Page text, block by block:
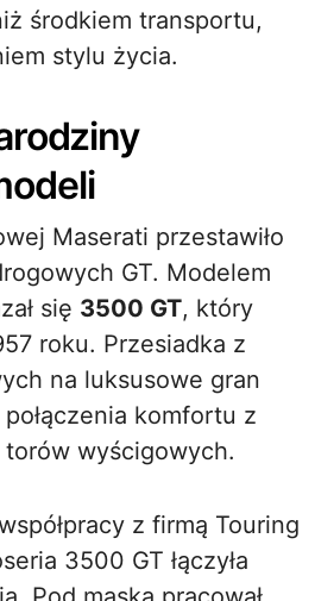
środkiem transportu,
stylu życia.
Maserati przestawiło
GT. Modelem
się 3500 GT, który
roku. Przesiadka z
na luksusowe gran
komfortu z
torów wyścigowych.
z firmą Touring
3500 GT łączyła